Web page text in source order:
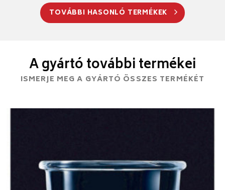
TOVÁBBI HASONLÓ TERMÉKEK
A gyártó további termékei
ISMERJE MEG A GYÁRTÓ ÖSSZES TERMÉKÉT